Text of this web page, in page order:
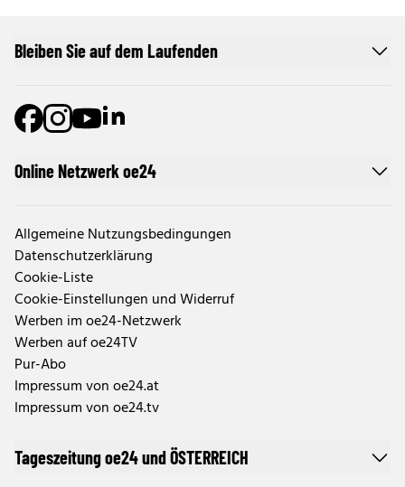
Online Netzwerk oe24
Allgemeine Nutzungsbedingungen
Datenschutzerklärung
Cookie-Liste
Cookie-Einstellungen und Widerruf
Werben im oe24-Netzwerk
Werben auf oe24TV
Pur-Abo
Impressum von oe24.at
Impressum von oe24.tv
Tageszeitung oe24 und ÖSTERREICH
Bleiben Sie auf dem Laufenden